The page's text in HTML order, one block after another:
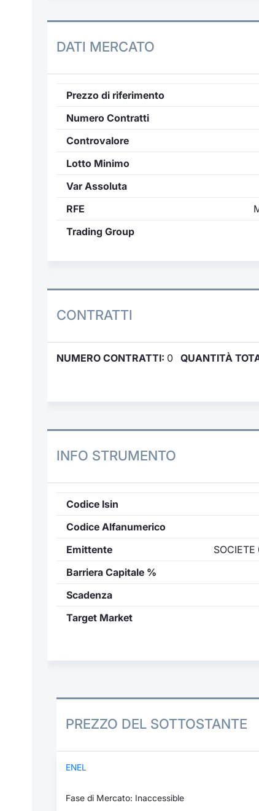
DATI MERCATO
Prezzo di riferimento
Numero Contratti
Controvalore
Lotto Minimo
Var Assoluta
RFE
Trading Group
CONTRATTI
NUMERO CONTRATTI: 0 QUANTITÀ
INFO STRUMENTO
Codice Isin
Codice Alfanumerico
Emittente
SOCIETE
Barriera Capitale %
Scadenza
Target Market
PREZZO DEL SOTTOSTANTE
ENEL
Fase di Mercato: Inaccessible